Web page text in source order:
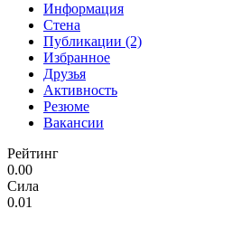
Информация
Стена
Публикации (2)
Избранное
Друзья
Активность
Резюме
Вакансии
Рейтинг
0.00
Сила
0.01